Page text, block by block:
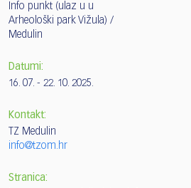
Info punkt (ulaz u u
Arheološki park Vižula) /
Medulin
Datumi:
16. 07. - 22. 10. 2025.
Kontakt:
TZ Medulin
info@tzom.hr
Stranica: